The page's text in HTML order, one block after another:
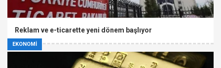
EKONOMİ
Reklam ve e-ticarette yeni dönem başlıyor